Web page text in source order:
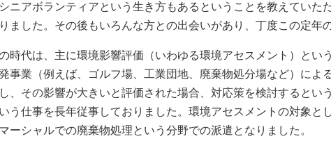
ニアボランティアという生き方もあるということを教えてい
ました。その後もいろんな方との出会いがあり、丁度この定年
時代は、主に環境影響評価（いわゆる環境アセスメント）とい
事業（例えば、ゴルフ場、工業団地、廃棄物処分場など） によ
、その影響が大きいと評価された場合、対応策を検討するとい
う仕事を長年従事しておりました。環境アセスメントの対象と
ーシャルでの廃棄物処理という分野での派遣となりました。